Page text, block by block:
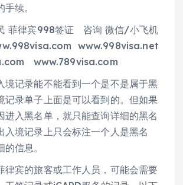
续。
菲律宾998签证 咨询 微信/小飞机
www.998visa.net
www.789visa.com
境记录能不能看到一个是不是属于黑
记录单子上面是可以看到的。但如果
进入黑名单，就只能查询详细的黑名
入境记录上只会标注一个人是黑名
信息。
律宾的旅客或工作人员，可能会需要